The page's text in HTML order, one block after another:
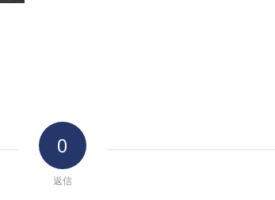
0
返信